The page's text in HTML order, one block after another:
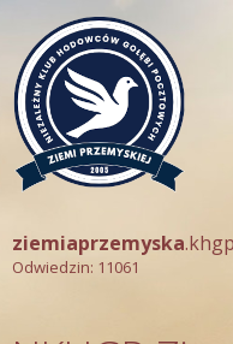
ziemiaprzemyska
Odwiedzin: 11061